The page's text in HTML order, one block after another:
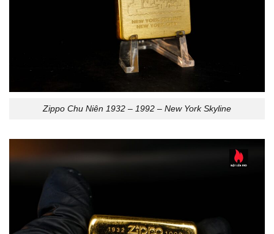
Zippo Chu Niên 1932 – 1992 – New York Skyline